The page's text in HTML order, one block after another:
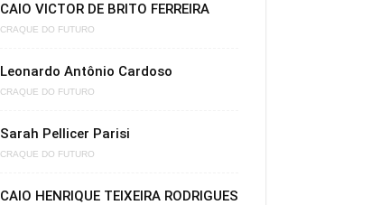
CAIO VICTOR DE BRITO FERREIRA
CRAQUE DO FUTURO
Leonardo Antônio Cardoso
CRAQUE DO FUTURO
Sarah Pellicer Parisi
CRAQUE DO FUTURO
CAIO HENRIQUE TEIXEIRA RODRIGUES